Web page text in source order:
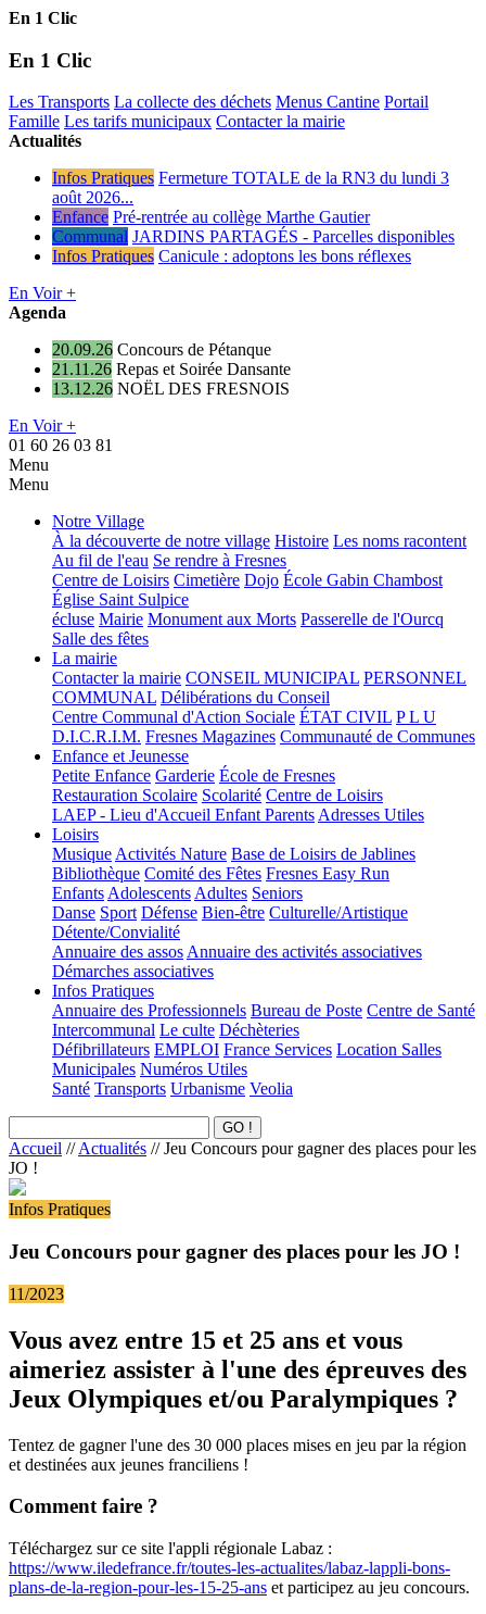
En 1 Clic
En 1 Clic
Les Transports La collecte des déchets Menus Cantine Portail
Famille Les tarifs municipaux Contacter la mairie
Actualités
Infos Pratiques Fermeture TOTALE de la RN3 du lundi 3
août 2026...
Enfance Pré-rentrée au collège Marthe Gautier
Communal JARDINS PARTAGÉS - Parcelles disponibles
Infos Pratiques Canicule : adoptons les bons réflexes
En Voir +
Agenda
20.09.26 Concours de Pétanque
21.11.26 Repas et Soirée Dansante
13.12.26 NOËL DES FRESNOIS
En Voir +
01 60 26 03 81
Menu
Menu
Notre Village
À la découverte de notre village Histoire Les noms racontent
Au fil de l'eau Se rendre à Fresnes
Centre de Loisirs Cimetière Dojo École Gabin Chambost
Église Saint Sulpice
écluse Mairie Monument aux Morts Passerelle de l'Ourcq
Salle des fêtes
La mairie
Contacter la mairie CONSEIL MUNICIPAL PERSONNEL
COMMUNAL Délibérations du Conseil
Centre Communal d'Action Sociale ÉTAT CIVIL P L U
D.I.C.R.I.M. Fresnes Magazines Communauté de Communes
Enfance et Jeunesse
Petite Enfance Garderie École de Fresnes
Restauration Scolaire Scolarité Centre de Loisirs
LAEP - Lieu d'Accueil Enfant ParentsAdresses Utiles
Loisirs
MusiqueActivités Nature Base de Loisirs de Jablines
Bibliothèque Comité des Fêtes Fresnes Easy Run
EnfantsAdolescentsAdultes Seniors
Danse Sport Défense Bien-être Culturelle/Artistique
Détente/Convialité
Annuaire des assosAnnuaire des activités associatives
Démarches associatives
Infos Pratiques
Annuaire des Professionnels Bureau de Poste Centre de Santé
Intercommunal Le culte Déchèteries
Défibrillateurs EMPLOI France Services Location Salles
Municipales Numéros Utiles
Santé Transports Urbanisme Veolia
Accueil //Actualités // Jeu Concours pour gagner des places pour les
JO !
Infos Pratiques
Jeu Concours pour gagner des places pour les JO !
11/2023
Vous avez entre 15 et 25 ans et vous
aimeriez assister à l'une des épreuves des
Jeux Olympiques et/ou Paralympiques ?
Tentez de gagner l'une des 30 000 places mises en jeu par la région
et destinées aux jeunes franciliens !
Comment faire ?
Téléchargez sur ce site l'appli régionale Labaz :
https://www.iledefrance.fr/toutes-les-actualites/labaz-lappli-bons-
plans-de-la-region-pour-les-15-25-ans et participez au jeu concours.